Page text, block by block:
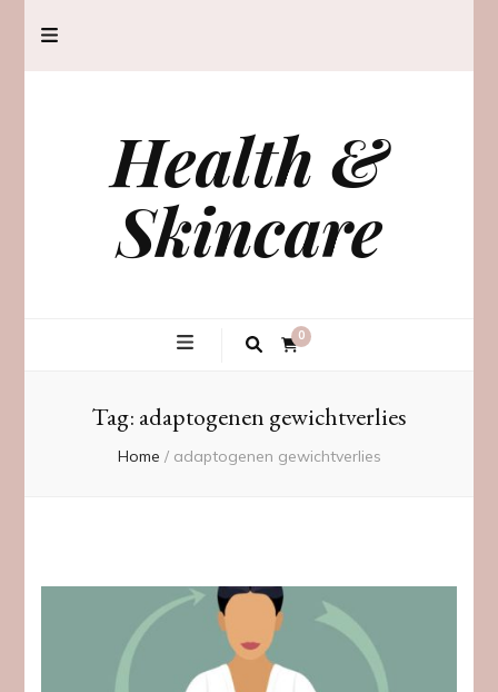
Health &
Skincare
0
Tag: adaptogenen gewichtverlies
Home / adaptogenen gewichtverlies